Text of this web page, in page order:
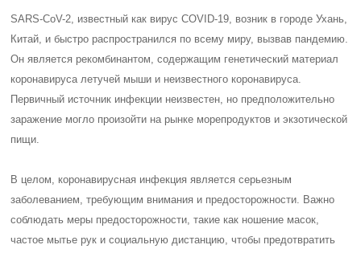
SARS-CoV-2, известный как вирус COVID-19, возник в городе Ухань,
Китай, и быстро распространился по всему миру, вызвав пандемию.
Он является рекомбинантом, содержащим генетический материал
коронавируса летучей мыши и неизвестного коронавируса.
Первичный источник инфекции неизвестен, но предположительно
заражение могло произойти на рынке морепродуктов и экзотической
пищи.
В целом, коронавирусная инфекция является серьезным
заболеванием, требующим внимания и предосторожности. Важно
соблюдать меры предосторожности, такие как ношение масок,
частое мытье рук и социальную дистанцию, чтобы предотвратить